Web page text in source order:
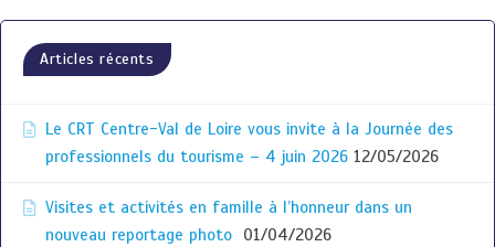
Articles récents
Le CRT Centre-Val de Loire vous invite à la Journée des
professionnels du tourisme – 4 juin 2026 12/05/2026
Visites et activités en famille à l’honneur dans un
nouveau reportage photo
01/04/2026